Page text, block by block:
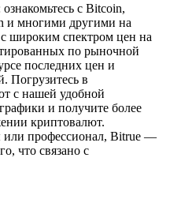
USDT в качестве
с Bitcoin,
и многими другими на
широким спектром цен на
по рыночной
последних цен и
Погрузитесь в
с нашей удобной
и получите более
криптовалют.
или профессионал, Bitrue —
что связано с